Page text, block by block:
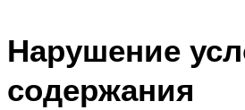
Нарушение
содержания